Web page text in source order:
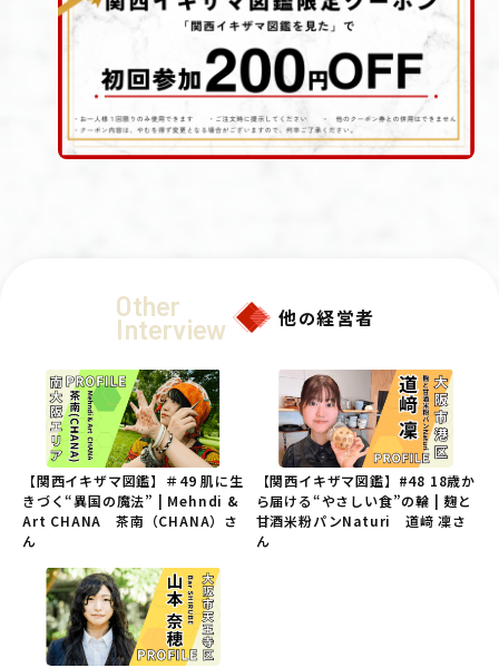
Other
Interview 他の経営者
【関西イキザマ図鑑】＃49 肌に生
きづく“異国の魔法” | Mehndi &
Art CHANA 茶南（CHANA）さ
ん
【関西イキザマ図鑑】#48 18歳か
ら届ける“やさしい食”の輪 | 麹と
甘酒米粉パンNaturi 道﨑 凜さ
ん